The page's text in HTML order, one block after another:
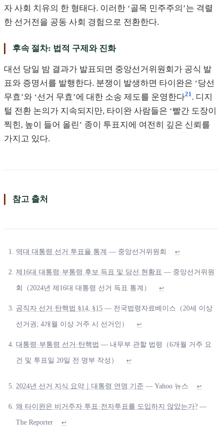
자 사회 치유의 한 형태다. 이러한 ‘골목 민주주의’는 격렬
한 선거전을 공동 사회 경험으로 전환한다.
후속 절차: 법적 구제와 진화
대선 당일 밤 결과가 발표되면 중앙선거위원회가 공식 발
표와 증명서를 발행한다. 분쟁이 발생하면 타이완은 ‘당선
무효’와 ‘선거 무효’에 대한 소송 제도를 운영한다21. 디지
털 전환 논의가 지속되지만, 타이완 사람들은 ‘빨간 도장이
찍힌, 높이 들어 올린’ 종이 투표지에 여전히 깊은 신뢰를
가지고 있다.
참고 출처
역대 대통령 선거 투표율 통계 — 중앙선거위원회 ↩
제16대 대통령·부통령 후보 득표 및 당선 현황표 — 중앙선거위원
회（2024년 제16대 대통령 선거 득표 통계） ↩
공직자 선거·탄핵법 §14, §15 — 전국법령자료베이스（20세 이상
선거권; 4개월 이상 거주 시 선거인） ↩
대통령·부통령 선거·탄핵법 — 내무부 관할 법령（6개월 거주 요
건 및 투표일 20일 전 명부 작성） ↩
2024년 선거 지식 요약｜대통령 연명 기준 — Yahoo 뉴스 ↩
왜 타이완은 비거주자 투표·전자투표를 도입하지 않았는가? —
The Reporter ↩